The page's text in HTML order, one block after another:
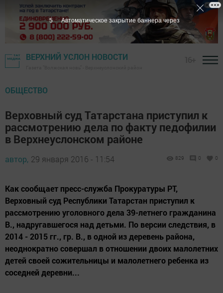
ВЕРХНИЙ УСЛОН НОВОСТИ
ОБЩЕСТВО
Верховный суд Татарстана приступил к
рассмотрению дела по факту педофилии
в Верхнеуслонском районе
автор, 29 января 2016 - 11:54 829 0 0
Как сообщает пресс-служба Прокуратуры РТ,
Верховный суд Республики Татарстан приступил к
рассмотрению уголовного дела 39-летнего гражданина
В., надругавшегося над детьми. По версии следствия, в
2014 - 2015 гг., гр. В., в одной из деревень района,
неоднократно совершал в отношении двоих малолетних
детей своей сожительницы и малолетнего ребенка из
соседней деревни...
4 Автоматическое закрытие баннера через